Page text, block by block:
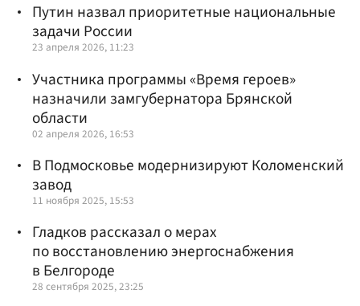
Путин назвал приоритетные национальные
задачи России
23 апреля 2026, 11:23
Участника программы «Время героев»
назначили замгубернатора Брянской
области
02 апреля 2026, 16:53
В Подмосковье модернизируют Коломенский
завод
11 ноября 2025, 15:53
Гладков рассказал о мерах
по восстановлению энергоснабжения
в Белгороде
28 сентября 2025, 23:25